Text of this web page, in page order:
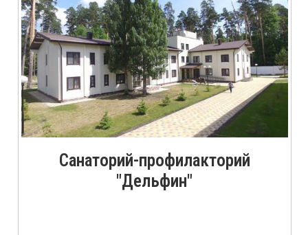
Санаторий-профилакторий
"Дельфин"